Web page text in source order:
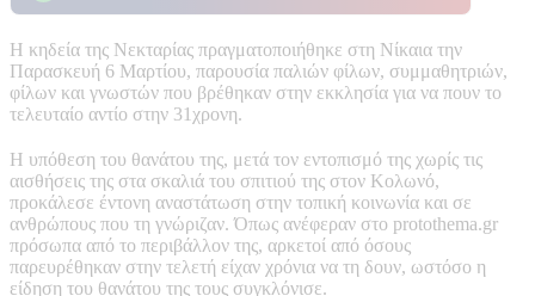
Η κηδεία της Νεκταρίας πραγματοποιήθηκε στη Νίκαια την
Παρασκευή 6 Μαρτίου, παρουσία παλιών φίλων, συμμαθητριών,
φίλων και γνωστών που βρέθηκαν στην εκκλησία για να πουν το
τελευταίο αντίο στην 31χρονη.
Η υπόθεση του θανάτου της, μετά τον εντοπισμό της χωρίς τις
αισθήσεις της στα σκαλιά του σπιτιού της στον Κολωνό,
προκάλεσε έντονη αναστάτωση στην τοπική κοινωνία και σε
ανθρώπους που τη γνώριζαν. Όπως ανέφεραν στο protothema.gr
πρόσωπα από το περιβάλλον της, αρκετοί από όσους
παρευρέθηκαν στην τελετή είχαν χρόνια να τη δουν, ωστόσο η
είδηση του θανάτου της τους συγκλόνισε.